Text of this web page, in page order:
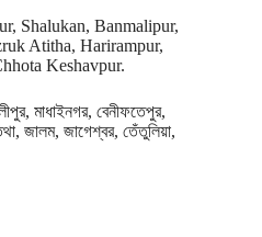
Shalukan, Banmalipur,
Atitha, Harirampur,
Keshavpur.
মাধাইনগর, বেনীফতেপুর,
জালম, জাগেশ্বর, তেঁতুলিয়া,